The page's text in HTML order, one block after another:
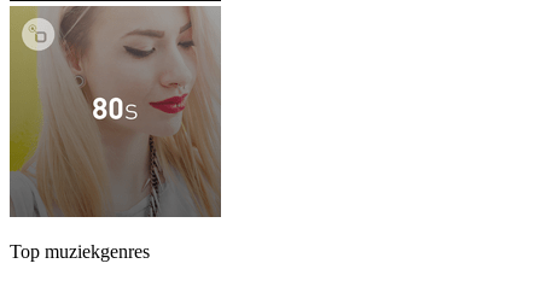
Top muziekgenres